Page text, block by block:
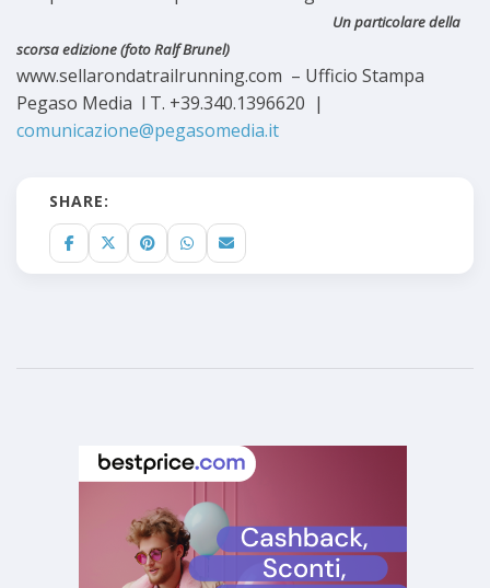
Un particolare della
scorsa edizione (foto Ralf Brunel)
www.sellarondatrailrunning.com – Ufficio Stampa
Pegaso Media l T. +39.340.1396620 |
comunicazione@pegasomedia.it
SHARE: